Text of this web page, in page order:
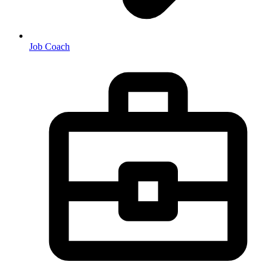
Job Coach